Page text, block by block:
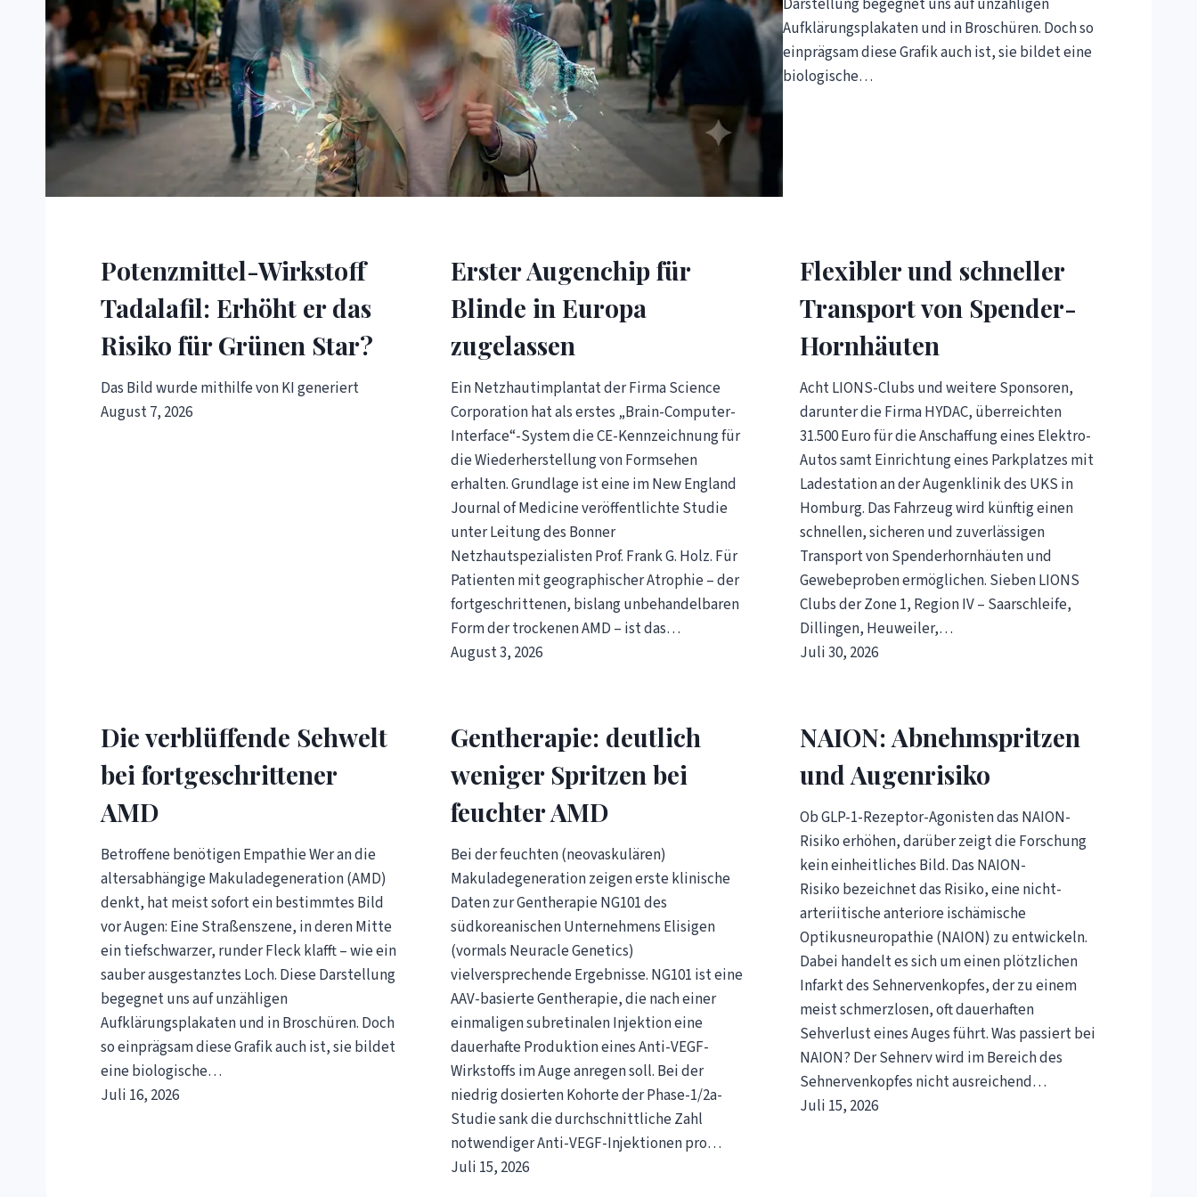
Aufklärungsplakaten und in Broschüren. Doch so
einprägsam diese Grafik auch ist, sie bildet eine
biologische…
Potenzmittel-Wirkstoff
Tadalafil: Erhöht er das
Risiko für Grünen Star?
Das Bild wurde mithilfe von KI generiert
August 7, 2026
Erster Augenchip für
Blinde in Europa
zugelassen
Ein Netzhautimplantat der Firma Science
Corporation hat als erstes „Brain-Computer-
Interface“-System die CE-Kennzeichnung für
die Wiederherstellung von Formsehen
erhalten. Grundlage ist eine im New England
Journal of Medicine veröffentlichte Studie
unter Leitung des Bonner
Netzhautspezialisten Prof. Frank G. Holz. Für
Patienten mit geographischer Atrophie – der
fortgeschrittenen, bislang unbehandelbaren
Form der trockenen AMD – ist das…
August 3, 2026
Flexibler und schneller
Transport von Spender-
Hornhäuten
Acht LIONS-Clubs und weitere Sponsoren,
darunter die Firma HYDAC, überreichten
31.500 Euro für die Anschaffung eines Elektro-
Autos samt Einrichtung eines Parkplatzes mit
Ladestation an der Augenklinik des UKS in
Homburg. Das Fahrzeug wird künftig einen
schnellen, sicheren und zuverlässigen
Transport von Spenderhornhäuten und
Gewebeproben ermöglichen. Sieben LIONS
Clubs der Zone 1, Region IV – Saarschleife,
Dillingen, Heuweiler,…
Juli 30, 2026
Die verblüffende Sehwelt
bei fortgeschrittener
AMD
Betroffene benötigen Empathie Wer an die
altersabhängige Makuladegeneration (AMD)
denkt, hat meist sofort ein bestimmtes Bild
vor Augen: Eine Straßenszene, in deren Mitte
ein tiefschwarzer, runder Fleck klafft – wie ein
sauber ausgestanztes Loch. Diese Darstellung
begegnet uns auf unzähligen
Aufklärungsplakaten und in Broschüren. Doch
so einprägsam diese Grafik auch ist, sie bildet
eine biologische…
Juli 16, 2026
Gentherapie: deutlich
weniger Spritzen bei
feuchter AMD
Bei der feuchten (neovaskulären)
Makuladegeneration zeigen erste klinische
Daten zur Gentherapie NG101 des
südkoreanischen Unternehmens Elisigen
(vormals Neuracle Genetics)
vielversprechende Ergebnisse. NG101 ist eine
AAV-basierte Gentherapie, die nach einer
einmaligen subretinalen Injektion eine
dauerhafte Produktion eines Anti-VEGF-
Wirkstoffs im Auge anregen soll. Bei der
niedrig dosierten Kohorte der Phase-1/2a-
Studie sank die durchschnittliche Zahl
notwendiger Anti-VEGF-Injektionen pro…
Juli 15, 2026
NAION: Abnehmspritzen
und Augenrisiko
Ob GLP-1-Rezeptor-Agonisten das NAION-
Risiko erhöhen, darüber zeigt die Forschung
kein einheitliches Bild. Das NAION-
Risiko bezeichnet das Risiko, eine nicht-
arteriitische anteriore ischämische
Optikusneuropathie (NAION) zu entwickeln.
Dabei handelt es sich um einen plötzlichen
Infarkt des Sehnervenkopfes, der zu einem
meist schmerzlosen, oft dauerhaften
Sehverlust eines Auges führt. Was passiert bei
NAION? Der Sehnerv wird im Bereich des
Sehnervenkopfes nicht ausreichend…
Juli 15, 2026